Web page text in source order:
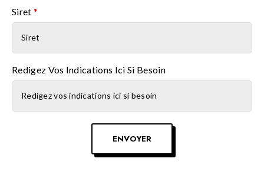
Siret *
Redigez Vos Indications Ici Si Besoin
ENVOYER